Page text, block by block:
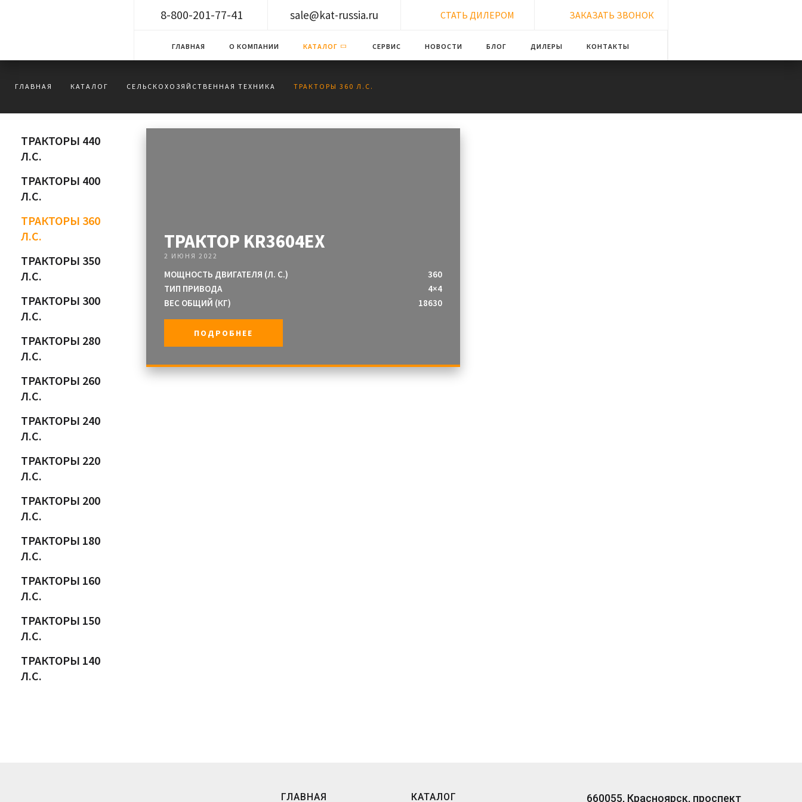
8-800-201-77-41 sale@kat-russia.ru СТАТЬ ДИЛЕРОМ ЗАКАЗАТЬ ЗВОНОК
ГЛАВНАЯ О КОМПАНИИ КАТАЛОГ СЕРВИС НОВОСТИ БЛОГ ДИЛЕРЫ КОНТАКТЫ
ГЛАВНАЯ КАТАЛОГ СЕЛЬСКОХОЗЯЙСТВЕННАЯ ТЕХНИКА ТРАКТОРЫ 360 Л.С.
ТРАКТОРЫ 440
Л.С.
ТРАКТОРЫ 400
Л.С.
ТРАКТОРЫ 360
Л.С.
ТРАКТОРЫ 350
Л.С.
ТРАКТОРЫ 300
Л.С.
ТРАКТОРЫ 280
Л.С.
ТРАКТОРЫ 260
Л.С.
ТРАКТОРЫ 240
Л.С.
ТРАКТОРЫ 220
Л.С.
ТРАКТОРЫ 200
Л.С.
ТРАКТОРЫ 180
Л.С.
ТРАКТОРЫ 160
Л.С.
ТРАКТОРЫ 150
Л.С.
ТРАКТОРЫ 140
Л.С.
ТРАКТОР KR3604EX
2 ИЮНЯ 2022
МОЩНОСТЬ ДВИГАТЕЛЯ (Л. С.)
360
ТИП ПРИВОДА
4×4
ВЕС ОБЩИЙ (КГ)
18630
ПОДРОБНЕЕ
ГЛАВНАЯ КАТАЛОГ 660055, Красноярск, проспект